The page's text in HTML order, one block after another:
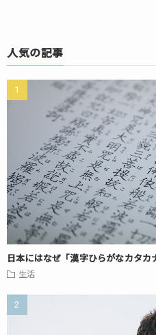
人気の記事
日本にはなぜ「漢字ひらがなカタカ
生活